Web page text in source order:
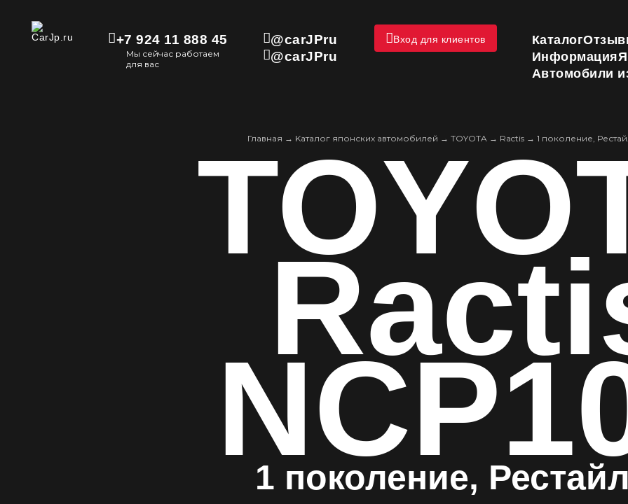
+7 924 11 888 45
Мы сейчас работаем
для вас
@carJPru
@carJPru
Вход для клиентов Каталог
Информация
Автомобили
Главная → Kаталог японских автомобилей → TOYOTA→ Ractis→ 1 поколение,
1 поколение,